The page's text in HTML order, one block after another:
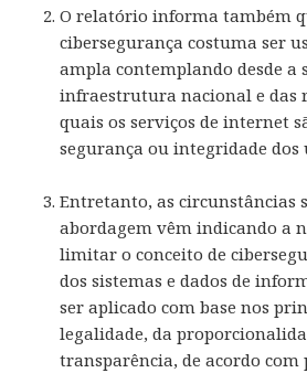
O relatório informa também
cibersegurança costuma ser
ampla contemplando desde a
infraestrutura nacional e das
quais os serviços de internet
segurança ou integridade dos
Entretanto, as circunstâncias
abordagem vêm indicando a
limitar o conceito de
dos sistemas e dados de
ser aplicado com base nos
legalidade, da
transparência, de acordo com